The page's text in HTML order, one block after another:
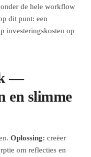
de hele workflow
dit punt: een
investeringskosten op
—
en slimme
Oplossing: creëer
om reflecties en